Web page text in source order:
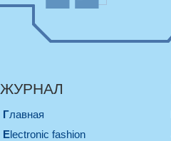
ЖУРНАЛ
Главная
electronic fashion